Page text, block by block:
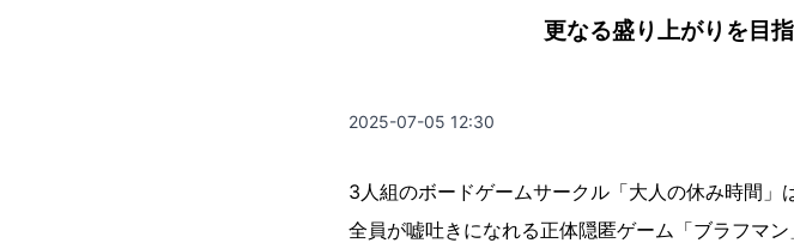
更なる盛り上がりを目
2025-07-05 12:30
3人組のボードゲームサークル「大人の休み時間」
全員が嘘吐きになれる正体隠匿ゲーム「ブラフマ